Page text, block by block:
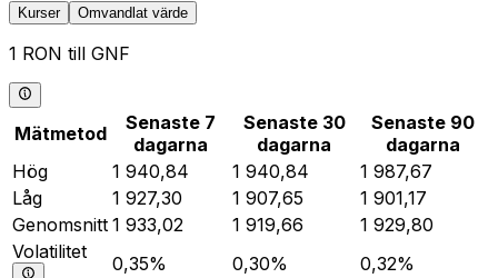
Kurser Omvandlat värde
1 RON till GNF
Mätmetod
Senaste 7
dagarna
Senaste 30
dagarna
Senaste 90
dagarna
Hög
1 940,84 1 940,84
1 987,67
Låg
1 927,30 1 907,65
1 901,17
Genomsnitt 1 933,02 1 919,66
1 929,80
Volatilitet
0,35% 0,30% 0,32%